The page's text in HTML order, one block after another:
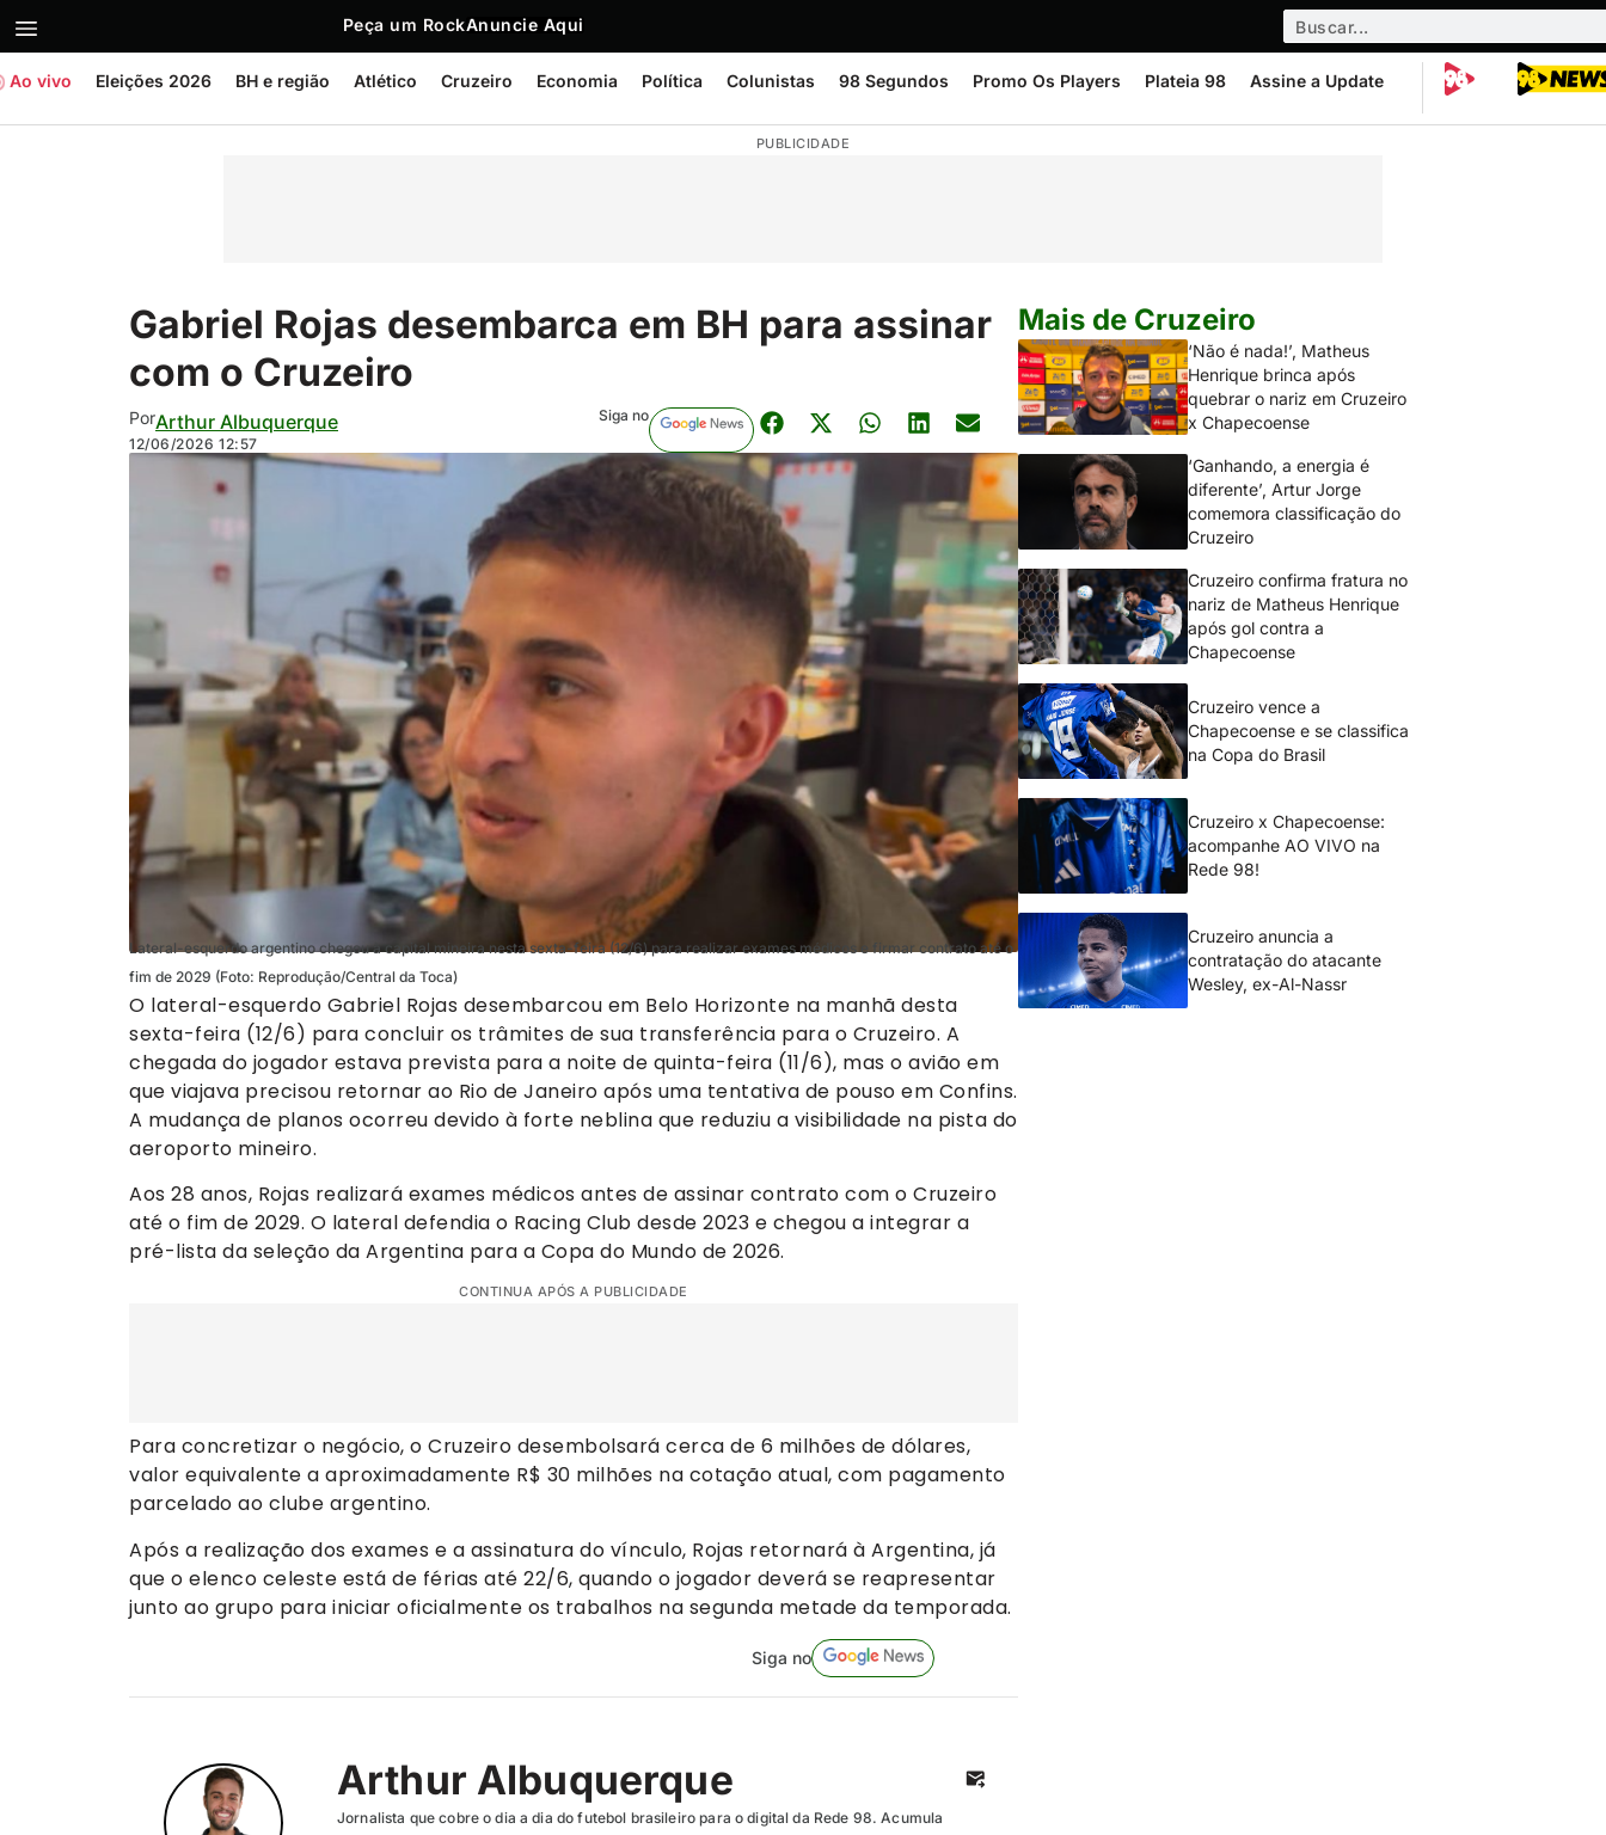
Peça um RockAnuncie Aqui
Ao vivo Eleições 2026 BH e região Atlético Cruzeiro Economia Política Colunistas 98 Segundos Promo Os Players Plateia 98 Assine a Update
PUBLICIDADE
Gabriel Rojas desembarca em BH para assinar
com o Cruzeiro
PorArthur Albuquerque
12/06/2026 12:57
Siga no
Lateral-esquerdo argentino chegou à capital mineira nesta sexta-feira (12/6) para realizar exames médicos e firmar contrato até o
fim de 2029 (Foto: Reprodução/Central da Toca)
O lateral-esquerdo Gabriel Rojas desembarcou em Belo Horizonte na manhã desta
sexta-feira (12/6) para concluir os trâmites de sua transferência para o Cruzeiro. A
chegada do jogador estava prevista para a noite de quinta-feira (11/6), mas o avião em
que viajava precisou retornar ao Rio de Janeiro após uma tentativa de pouso em Confins.
A mudança de planos ocorreu devido à forte neblina que reduziu a visibilidade na pista do
aeroporto mineiro.
Aos 28 anos, Rojas realizará exames médicos antes de assinar contrato com o Cruzeiro
até o fim de 2029. O lateral defendia o Racing Club desde 2023 e chegou a integrar a
pré-lista da seleção da Argentina para a Copa do Mundo de 2026.
CONTINUA APÓS A PUBLICIDADE
Para concretizar o negócio, o Cruzeiro desembolsará cerca de 6 milhões de dólares,
valor equivalente a aproximadamente R$ 30 milhões na cotação atual, com pagamento
parcelado ao clube argentino.
Após a realização dos exames e a assinatura do vínculo, Rojas retornará à Argentina, já
que o elenco celeste está de férias até 22/6, quando o jogador deverá se reapresentar
junto ao grupo para iniciar oficialmente os trabalhos na segunda metade da temporada.
Siga no
Arthur Albuquerque
Jornalista que cobre o dia a dia do futebol brasileiro para o digital da Rede 98. Acumula
Mais de Cruzeiro
‘Não é nada!’, Matheus
Henrique brinca após
quebrar o nariz em Cruzeiro
x Chapecoense
‘Ganhando, a energia é
diferente’, Artur Jorge
comemora classificação do
Cruzeiro
Cruzeiro confirma fratura no
nariz de Matheus Henrique
após gol contra a
Chapecoense
Cruzeiro vence a
Chapecoense e se classifica
na Copa do Brasil
Cruzeiro x Chapecoense:
acompanhe AO VIVO na
Rede 98!
Cruzeiro anuncia a
contratação do atacante
Wesley, ex-Al-Nassr